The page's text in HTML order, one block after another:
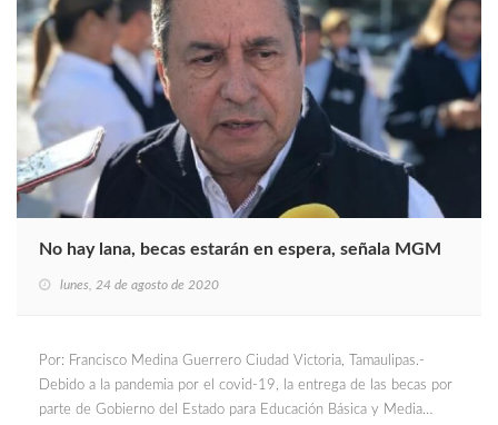
No hay lana, becas estarán en espera, señala MGM
lunes, 24 de agosto de 2020
Por: Francisco Medina Guerrero Ciudad Victoria, Tamaulipas.-
Debido a la pandemia por el covid-19, la entrega de las becas por
parte de Gobierno del Estado para Educación Básica y Media…